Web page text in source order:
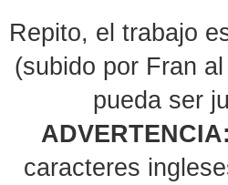
Repito, el trabajo
(subido por Fran
pueda ser
caracteres